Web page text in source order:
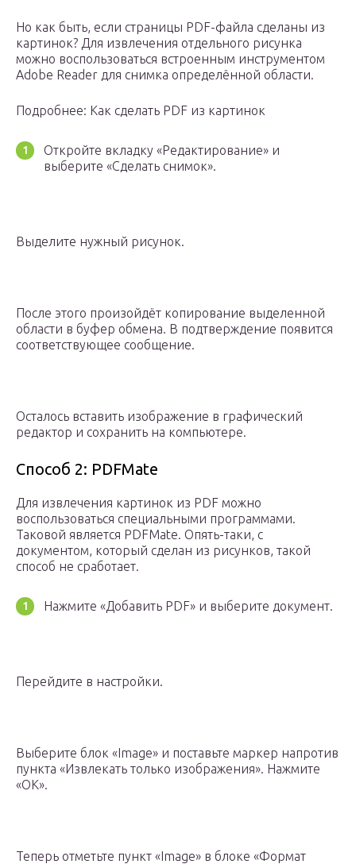
Но как быть, если страницы PDF-файла сделаны из
картинок? Для извлечения отдельного рисунка
можно воспользоваться встроенным инструментом
Adobe Reader для снимка определённой области.
Подробнее: Как сделать PDF из картинок
Откройте вкладку «Редактирование» и
выберите «Сделать снимок».
Выделите нужный рисунок.
После этого произойдёт копирование выделенной
области в буфер обмена. В подтверждение появится
соответствующее сообщение.
Осталось вставить изображение в графический
редактор и сохранить на компьютере.
Способ 2: PDFMate
Для извлечения картинок из PDF можно
воспользоваться специальными программами.
Таковой является PDFMate. Опять-таки, с
документом, который сделан из рисунков, такой
способ не сработает.
Нажмите «Добавить PDF» и выберите документ.
Перейдите в настройки.
Выберите блок «Image» и поставьте маркер напротив
пункта «Извлекать только изображения». Нажмите
«ОК».
Теперь отметьте пункт «Image» в блоке «Формат